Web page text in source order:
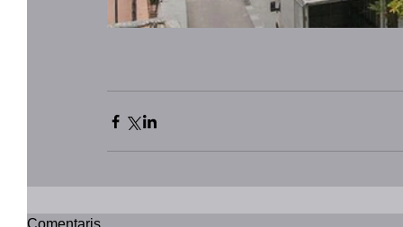
Comentaris